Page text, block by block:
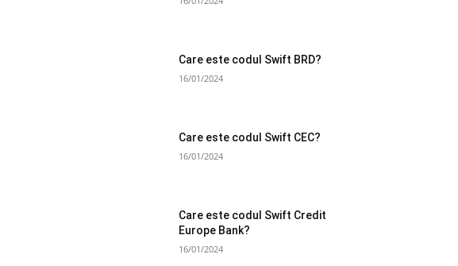
Care este codul Swift BRD?
16/01/2024
Care este codul Swift CEC?
16/01/2024
Care este codul Swift Credit
Europe Bank?
16/01/2024